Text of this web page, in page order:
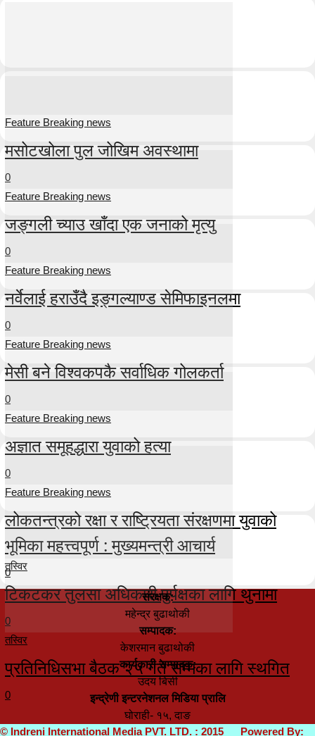
Feature Breaking news
मसोटखोला पुल जोखिम अवस्थामा
0
Feature Breaking news
जङ्गली च्याउ खाँदा एक जनाको मृत्यु
0
Feature Breaking news
नर्वेलाई हराउँदै इङ्गल्याण्ड सेमिफाइनलमा
0
Feature Breaking news
मेसी बने विश्वकपकै सर्वाधिक गोलकर्ता
0
Feature Breaking news
अज्ञात समूहद्धारा युवाको हत्या
0
Feature Breaking news
लोकतन्त्रको रक्षा र राष्ट्रियता संरक्षणमा युवाको
भूमिका महत्त्वपूर्ण : मुख्यमन्त्री आचार्य
0
तस्विर
टिकटकर तुलसा अधिकारी पुर्पक्षका लागि थुनामा
0
तस्विर
प्रतिनिधिसभा बैठक २५ गते सम्मका लागि स्थगित
0
संरक्षक:
महेन्द्र बुढाथोकी
सम्पादक:
केशरमान बुढाथोकी
कार्यकारी सम्पादक:
उदय बिसी
इन्द्रेणी इन्टरनेशनल मिडिया प्रालि
घोराही- १५, दाङ
© Indreni International Media PVT. LTD. : 2015 Powered By: